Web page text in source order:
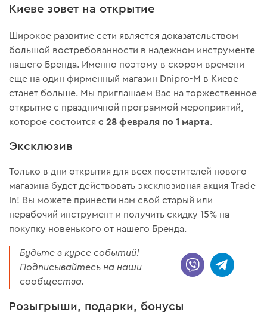
Киеве зовет на открытие
Широкое развитие сети является доказательством
большой востребованности в надежном инструменте
нашего Бренда. Именно поэтому в скором времени
еще на один фирменный магазин Dnipro-M в Киеве
станет больше. Мы приглашаем Вас на торжественное
открытие с праздничной программой мероприятий,
которое состоитсяс 28 февраля по 1 марта.
Эксклюзив
Только в дни открытия для всех посетителей нового
магазина будет действовать эксклюзивная акция Trade
In! Вы можете принести нам свой старый или
нерабочий инструмент и получить скидку 15% на
покупку новенького от нашего Бренда.
Будьте в курсе событий!
Подписывайтесь на наши
сообщества.
Розыгрыши, подарки, бонусы